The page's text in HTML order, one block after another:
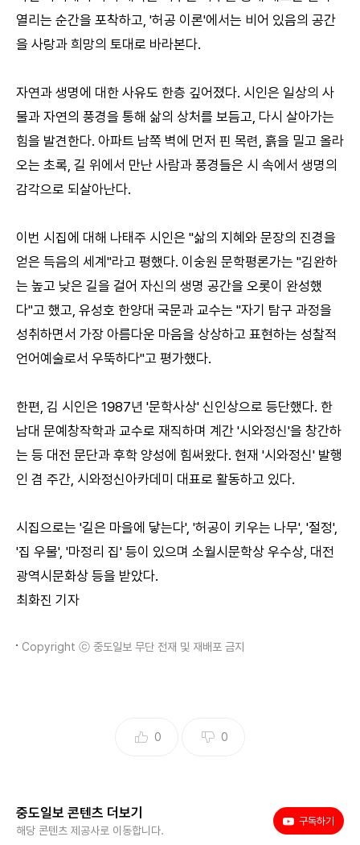
열리는 순간을 포착하고, '허공 이론'에서는 비어 있음의 공간
을 사랑과 희망의 토대로 바라본다.
자연과 생명에 대한 사유도 한층 깊어졌다. 시인은 일상의 사
물과 자연의 풍경을 통해 삶의 상처를 보듬고, 다시 살아가는
힘을 발견한다. 아파트 남쪽 벽에 먼저 핀 목련, 흙을 밀고 올라
오는 초록, 길 위에서 만난 사람과 풍경들은 시 속에서 생명의
감각으로 되살아난다.
이번 시집에 대해 나태주 시인은 "삶의 지혜와 문장의 진경을
얻은 득음의 세계"라고 평했다. 이숭원 문학평론가는 "김완하
는 높고 낮은 길을 걸어 자신의 생명 공간을 오롯이 완성했
다"고 했고, 유성호 한양대 국문과 교수는 "자기 탐구 과정을
성취하면서 가장 아름다운 마음을 상상하고 표현하는 성찰적
언어예술로서 우뚝하다"고 평가했다.
한편, 김 시인은 1987년 '문학사상' 신인상으로 등단했다. 한
남대 문예창작학과 교수로 재직하며 계간 '시와정신'을 창간하
는 등 대전 문단과 후학 양성에 힘써왔다. 현재 '시와정신' 발행
인 겸 주간, 시와정신아카데미 대표로 활동하고 있다.
시집으로는 '길은 마을에 닿는다', '허공이 키우는 나무', '절정',
'집 우물', '마정리 집' 등이 있으며 소월시문학상 우수상, 대전
광역시문화상 등을 받았다.
최화진 기자
Copyright ⓒ 중도일보 무단 전재 및 재배포 금지
0 0
중도일보 콘텐츠 더보기
해당 콘텐츠 제공사로 이동합니다.
구독하기